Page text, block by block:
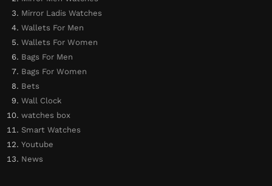
Mirror Ladis Watches
Wallets For Men
Wallets For Women
Bags For Men
Bags For Women
Bets
Wall Clock
watches box
Smart Watches
Youtube
News